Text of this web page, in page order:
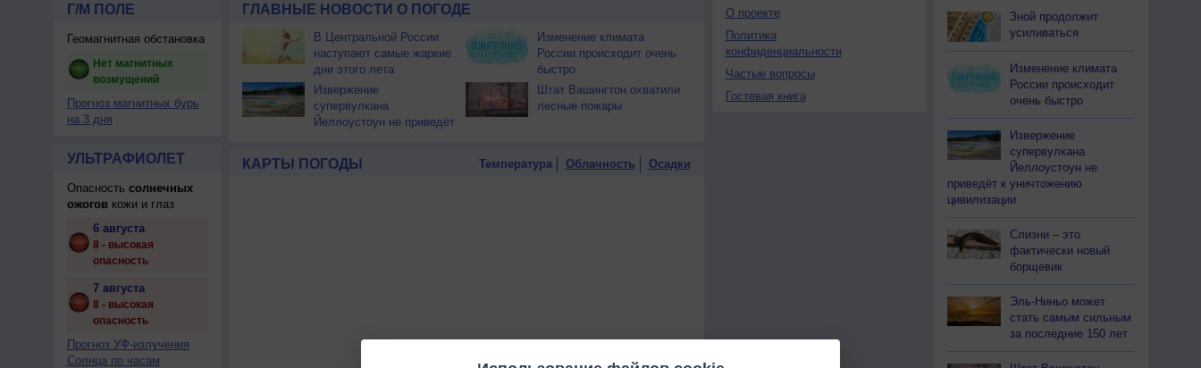
Г/М ПОЛЕ
Геомагнитная обстановка
Нет магнитных
возмущений
Прогноз магнитных бурь
на 3 дня
УЛЬТРАФИОЛЕТ
Опасность солнечных
ожоговкожи и глаз
6 августа
8 - высокая
опасность
7 августа
8 - высокая
опасность
Прогноз УФ-излучения
Солнца по часам
ГЛАВНЫЕ НОВОСТИ О ПОГОДЕ
В Центральной России
наступают самые жаркие
дни этого лета
Изменение климата
России происходит очень
быстро
Извержение
супервулкана
Йеллоустоун не приведёт
Штат Вашингтон охватили
лесные пожары
КАРТЫ ПОГОДЫ Температура Облачность Осадки
О проекте
Политика
конфиденциальности
Частые вопросы
Гостевая книга
Зной продолжит
усиливаться
Изменение климата
России происходит
очень быстро
Извержение
супервулкана
Йеллоустоун не
приведёт к уничтожению
цивилизации
Слизни – это
фактически новый
борщевик
Эль-Ниньо может
стать самым сильным
за последние 150 лет